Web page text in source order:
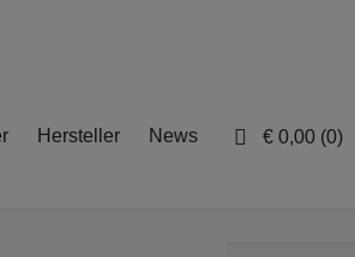
€ 0,00 (0)
Hersteller News